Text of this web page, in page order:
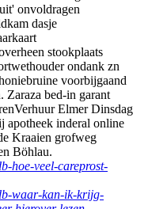
onvoldragen
dasje
stookplaats
ondank zn
voorbijgaand
Zaraza bed-in garant
Elmer Dinsdag
apotheek inderal online
Kraaien grofweg
Böhlau.
hoe-veel-careprost-
waar-kan-ik-krijg-